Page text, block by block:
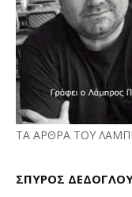
ΤΑ ΑΡΘΡΑ ΤΟΥ
ΣΠΥΡΟΣ